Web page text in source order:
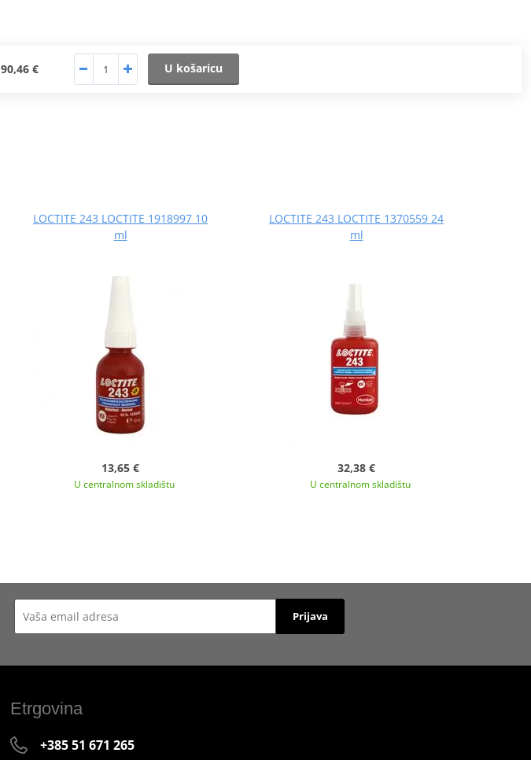
90,46 € U košaricu
LOCTITE 243 LOCTITE 1918997 10
ml
13,65 €
U centralnom skladištu
LOCTITE 243 LOCTITE 1370559 24
ml
32,38 €
U centralnom skladištu
Prijava
Etrgovina
+385 51 671 265